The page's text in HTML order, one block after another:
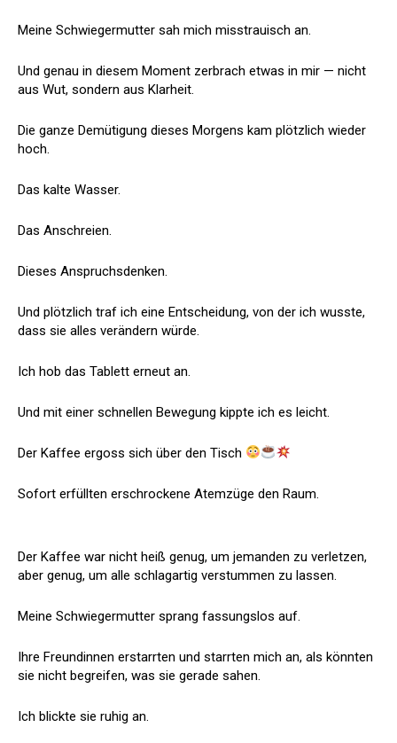
Meine Schwiegermutter sah mich misstrauisch an.
Und genau in diesem Moment zerbrach etwas in mir — nicht
aus Wut, sondern aus Klarheit.
Die ganze Demütigung dieses Morgens kam plötzlich wieder
hoch.
Das kalte Wasser.
Das Anschreien.
Dieses Anspruchsdenken.
Und plötzlich traf ich eine Entscheidung, von der ich wusste,
dass sie alles verändern würde.
Ich hob das Tablett erneut an.
Und mit einer schnellen Bewegung kippte ich es leicht.
Der Kaffee ergoss sich über den Tisch
Sofort erfüllten erschrockene Atemzüge den Raum.
Der Kaffee war nicht heiß genug, um jemanden zu verletzen,
aber genug, um alle schlagartig verstummen zu lassen.
Meine Schwiegermutter sprang fassungslos auf.
Ihre Freundinnen erstarrten und starrten mich an, als könnten
sie nicht begreifen, was sie gerade sahen.
Ich blickte sie ruhig an.